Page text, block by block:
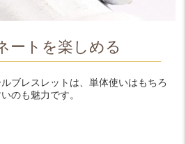
ートを楽しめる
ブレスレットは、単体使いはもちろ
のも魅力です。